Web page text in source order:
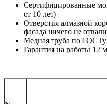
Сертифицированные
от 10 лет)
Отверстия алмазной
фасада ничего не
Медная труба по ГОСТу
Гарантия на работы 12